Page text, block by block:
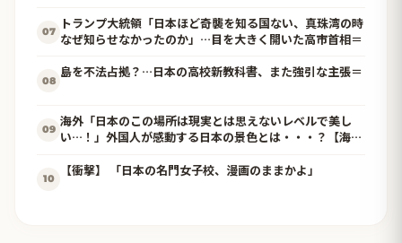
07
トランプ大統領「日本ほど奇襲を知る国ない、真珠湾の時
なぜ知らせなかったのか」…目を大きく開いた高市首相＝
08
島を不法占拠？…日本の高校新教科書、また強引な主張＝
09
海外「日本のこの場所は現実とは思えないレベルで美し
い…！」外国人が感動する日本の景色とは・・・？【海外
10
【衝撃】 「日本の名門女子校、漫画のままかよ」